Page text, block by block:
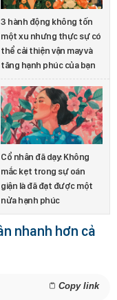
3 hành động không tốn
một xu nhưng thực sự có
thể cải thiện vận may và
tăng hạnh phúc của bạn
Cổ nhân đã dạy: Không
mắc kẹt trong sự oán
giận là đã đạt được một
nửa hạnh phúc
nhanh hơn cả
Copy link